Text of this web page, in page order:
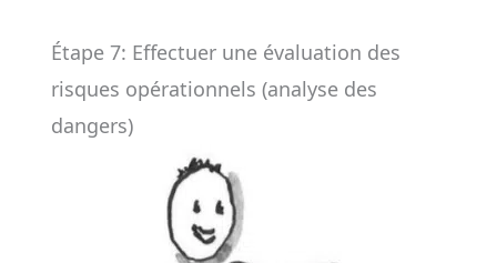
Étape 7: Effectuer une évaluation des
risques opérationnels (analyse des
dangers)